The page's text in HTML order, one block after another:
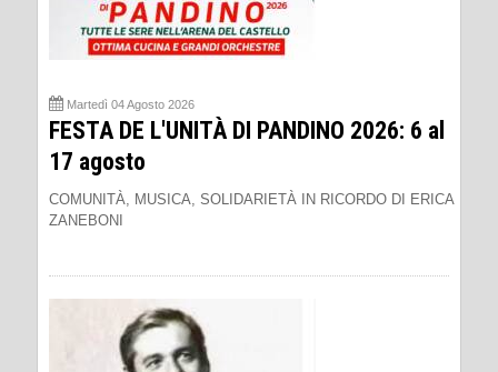
Martedì 04 Agosto 2026
FESTA DE L'UNITÀ DI PANDINO 2026: 6 al
17 agosto
COMUNITÀ, MUSICA, SOLIDARIETÀ IN RICORDO DI ERICA
ZANEBONI